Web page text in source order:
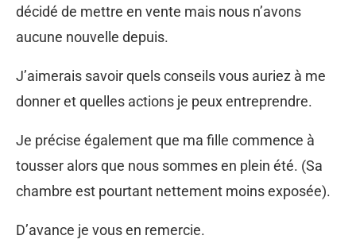
décidé de mettre en vente mais nous n’avons
aucune nouvelle depuis.
J’aimerais savoir quels conseils vous auriez à me
donner et quelles actions je peux entreprendre.
Je précise également que ma fille commence à
tousser alors que nous sommes en plein été. (Sa
chambre est pourtant nettement moins exposée).
D’avance je vous en remercie.